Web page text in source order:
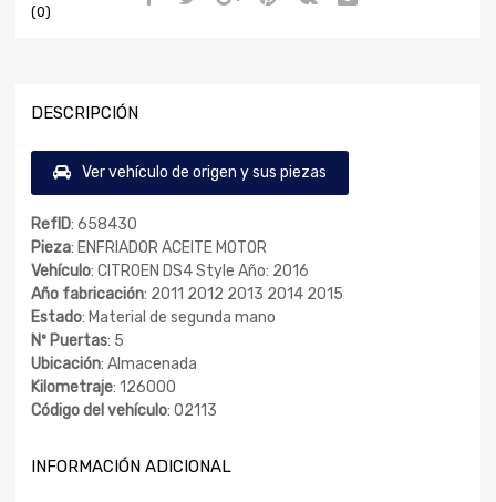
(0)
DESCRIPCIÓN
Ver vehículo de origen y sus piezas
RefID: 658430
Pieza: ENFRIADOR ACEITE MOTOR
Vehículo: CITROEN DS4 Style Año: 2016
Año fabricación: 2011 2012 2013 2014 2015
Estado: Material de segunda mano
Nº Puertas: 5
Ubicación: Almacenada
Kilometraje: 126000
Código del vehículo: 02113
INFORMACIÓN ADICIONAL